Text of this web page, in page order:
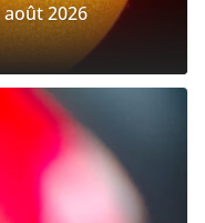
2026